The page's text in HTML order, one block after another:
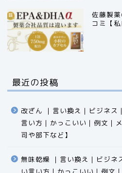
佐藤製
コミ【私
最近の投稿
改ざん ｜言い換え｜ビジネス
言い方｜かっこいい｜例文｜
司や部下など】​​​​​​​​​​​​​​​​
無味乾燥 ｜言い換え｜ビジネ